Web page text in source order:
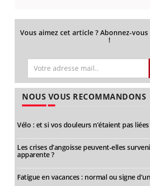
Vous aimez cet article ? Abonnez-
!
NOUS VOUS RECOMMANDONS
Vélo : et si vos douleurs n’étaient pas liées
Les crises d’angoisse peuvent-elles
apparente ?
Fatigue en vacances : normal ou signe